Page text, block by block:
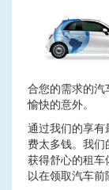
合您的需求的
愉快的意外。
通过我们的享
费太多钱。我
获得舒心的租
以在领取汽车前